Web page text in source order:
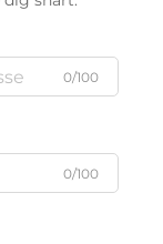
0/100
0/100